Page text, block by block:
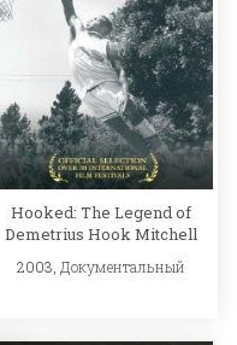
Hooked: The Legend of
Demetrius Hook Mitchell
2003, Документальный